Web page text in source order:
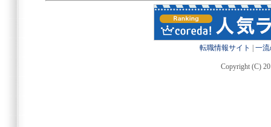
転職情報サイト 一
Copyright (C)